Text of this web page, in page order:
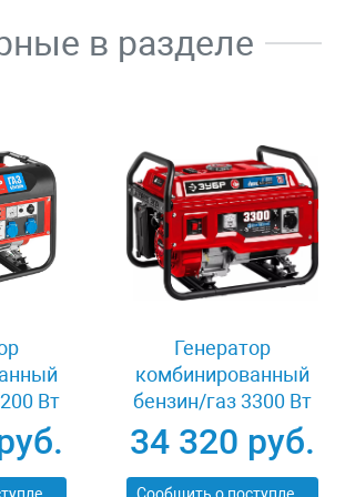
в разделе
Вт
М2
Генератор
комбинированный
бензин/газ 3300 Вт
Зубр СГ-3300
34 320 руб.